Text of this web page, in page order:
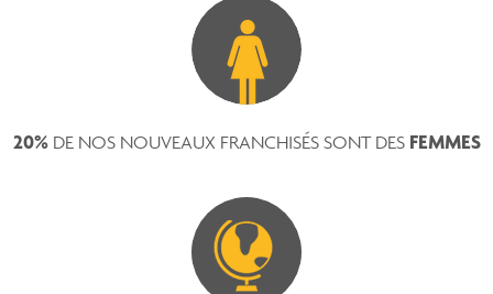
20%DE NOS NOUVEAUX FRANCHISÉS SONT DES FEMMES